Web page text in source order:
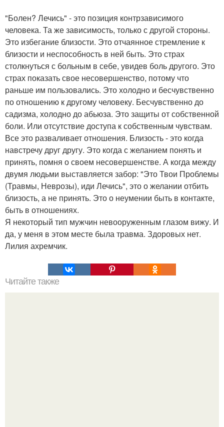
"Болен? Лечись" - это позиция контрзависимого
человека. Та же зависимость, только с другой стороны.
Это избегание близости. Это отчаянное стремление к
близости и неспособность в ней быть. Это страх
столкнуться с больным в себе, увидев боль другого. Это
страх показать свое несовершенство, потому что
раньше им пользовались. Это холодно и бесчувственно
по отношению к другому человеку. Бесчувственно до
садизма, холодно до абьюза. Это защиты от собственной
боли. Или отсутствие доступа к собственным чувствам.
Все это разваливает отношения. Близость - это когда
навстречу друг другу. Это когда с желанием понять и
принять, помня о своем несовершенстве. А когда между
двумя людьми выставляется забор: "Это Твои Проблемы
(Травмы, Неврозы), иди Лечись", это о желании отбить
близость, а не принять. Это о неумении быть в контакте,
быть в отношениях.
Я некоторый тип мужчин невооруженным глазом вижу. И
да, у меня в этом месте была травма. Здоровых нет.
Лилия ахремчик.
Читайте также